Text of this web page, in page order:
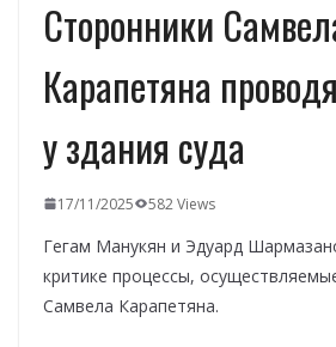
Сторонники
Карапетяна
у здания суда
17/11/2025 582 Views
Гегам Манукян и Эдуард
критике процессы,
Самвела Карапетяна.